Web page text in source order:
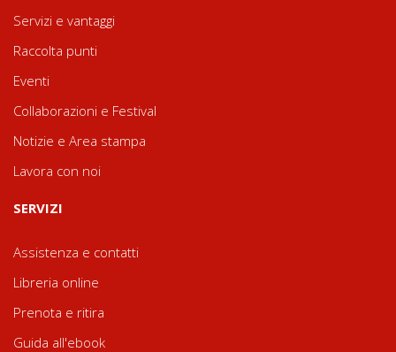
Servizi e vantaggi
Raccolta punti
Eventi
Collaborazioni e Festival
Notizie e Area stampa
Lavora con noi
SERVIZI
Assistenza e contatti
Libreria online
Prenota e ritira
Guida all'ebook